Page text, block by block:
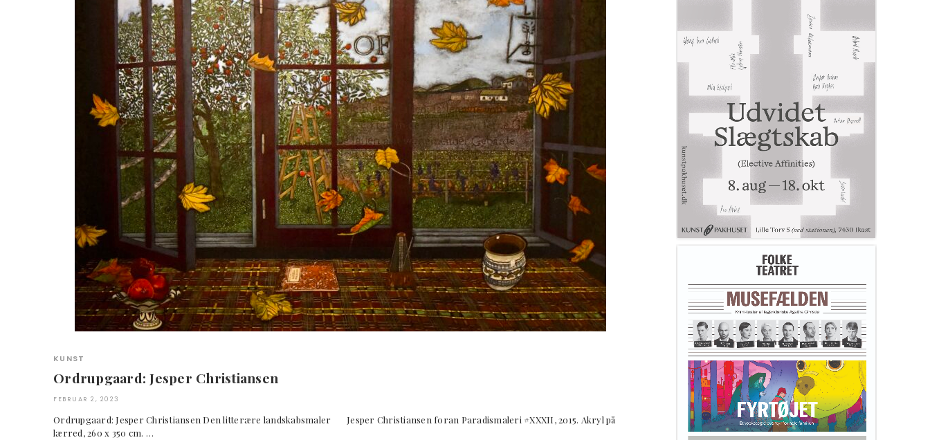
KUNST
Ordrupgaard: Jesper Christiansen
FEBRUAR 2, 2023
Ordrupgaard: Jesper Christiansen Den litterære landskabsmaler Jesper Christiansen foran Paradismaleri #XXXII, 2015. Akryl på
lærred, 260 x 350 cm. …